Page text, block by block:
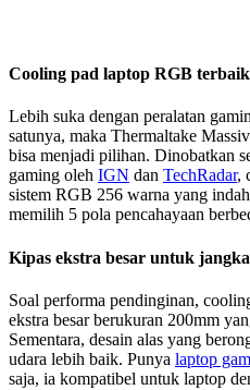
Cooling pad laptop RGB terbaik
Lebih suka dengan peralatan
satunya, maka Thermaltake
bisa menjadi pilihan. Dinobatkan
gaming oleh IGN dan TechRadar,
sistem RGB 256 warna yang
memilih 5 pola pencahayaan
Kipas ekstra besar untuk
Soal performa pendinginan,
ekstra besar berukuran 200mm
Sementara, desain alas yang
udara lebih baik. Punya laptop
saja, ia kompatibel untuk laptop